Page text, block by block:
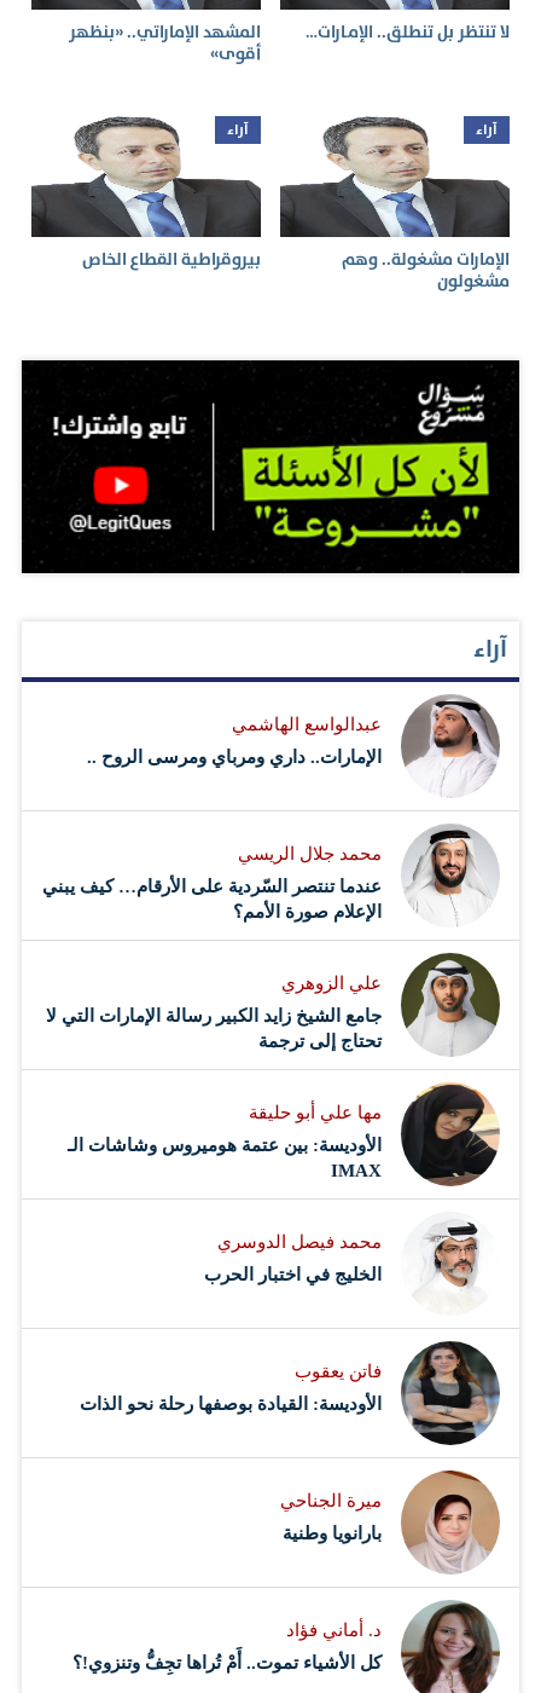
لا تنتظر بل تنطلق.. الإمـارات… المشهد الإماراتي.. «بنظهر
أقوى»
آراء
الإمارات مشغولة.. وهم
مشغولون
آراء
بيروقراطية القطاع الخاص
آراء
عبدالواسع الهاشمي
الإمارات.. داري ومرباي ومرسى الروح ..
محمد جلال الريسي
عندما تنتصر السّردية على الأرقام… كيف يبني
الإعلام صورة الأمم؟
علي الزوهري
جامع الشيخ زايد الكبير رسالة الإمارات التي لا
تحتاج إلى ترجمة
مها علي أبو حليقة
الأوديسة: بين عتمة هوميروس وشاشات الـ
IMAX
محمد فيصل الدوسري ​
‏الخليج في اختبار الحرب
فاتن يعقوب
الأوديسة: القيادة بوصفها رحلة نحو الذات
ميرة الجناحي
بارانويا وطنية
د. أماني فؤاد
كل الأشياء تموت.. أَمْ تُراها تجِفُّ وتنزوي!؟